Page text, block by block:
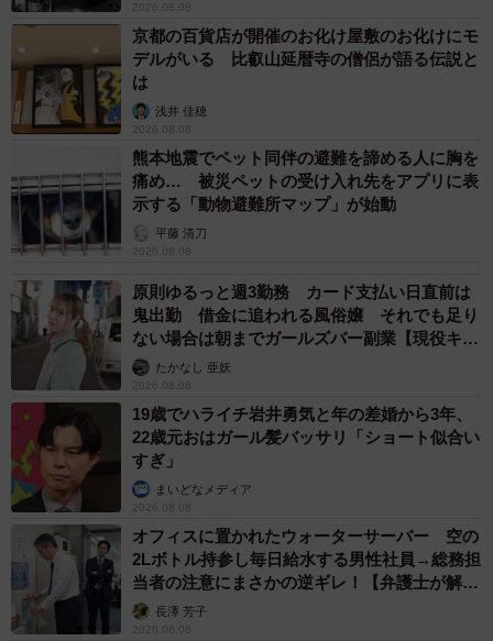
の声をもらすのでした。
圷さんに声を荒げるテツ （圷 見南子さんの提供）
その後、最後のお別れに間に合った圷さんは、テツを抱き
しめると「お母さんと同じお棺に入ってくれや」とつぶや
きます。そしてお葬式の日、テツは母とともに天に旅立っ
2026.08.08
京都の百貨店が開催のお化け屋敷のお化けにモ
デルがいる 比叡山延暦寺の僧侶が語る伝説と
は
浅井 佳穂
2026.08.08
熊本地震でペット同伴の避難を諦める人に胸を
痛め… 被災ペットの受け入れ先をアプリに表
示する「動物避難所マップ」が始動
平藤 清刀
2026.08.08
原則ゆるっと週3勤務 カード支払い日直前は
鬼出勤 借金に追われる風俗嬢 それでも足り
ない場合は朝までガールズバー副業【現役キャ
ストに取材】
たかなし 亜妖
2026.08.08
19歳でハライチ岩井勇気と年の差婚から3年、
22歳元おはガール髪バッサリ「ショート似合い
すぎ」
まいどなメディア
2026.08.08
オフィスに置かれたウォーターサーバー 空の
2Lボトル持参し毎日給水する男性社員→総務担
当者の注意にまさかの逆ギレ！【弁護士が解
説】長澤 芳子
2026.08.08